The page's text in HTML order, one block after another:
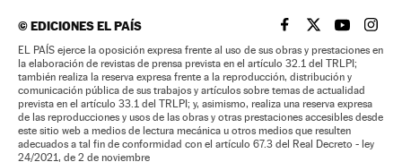
©EDICIONES EL PAÍS EL PAÍS BRASIL EN
EL PAÍSEL PAÍS
EL
EL PAÍS ejerce la oposición expresa frente al uso de sus obras y prestaciones en
la elaboración de revistas de prensa prevista en el artículo 32.1 del TRLPI;
también realiza la reserva expresa frente a la reproducción, distribución y
comunicación pública de sus trabajos y artículos sobre temas de actualidad
prevista en el artículo 33.1 del TRLPI; y, asimismo, realiza una reserva expresa
de las reproducciones y usos de las obras y otras prestaciones accesibles desde
este sitio web a medios de lectura mecánica u otros medios que resulten
adecuados a tal fin de conformidad con el artículo 67.3 del Real Decreto - ley
24/2021, de 2 de noviembre